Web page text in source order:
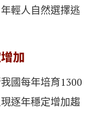
輕人自然選擇逃
加
國每年培育1300
逐年穩定增加趨